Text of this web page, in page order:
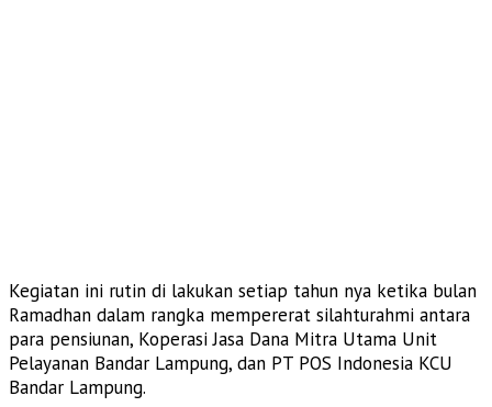
Kegiatan ini rutin di lakukan setiap tahun nya ketika bulan
Ramadhan dalam rangka mempererat silahturahmi antara
para pensiunan, Koperasi Jasa Dana Mitra Utama Unit
Pelayanan Bandar Lampung, dan PT POS Indonesia KCU
Bandar Lampung.